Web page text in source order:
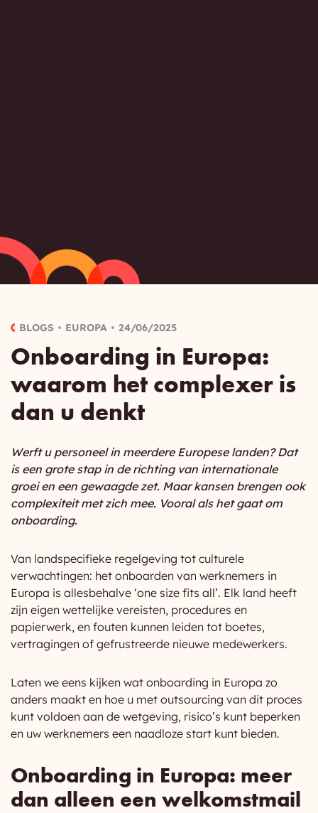
BLOGS EUROPA 24/06/2025
Onboarding in Europa:
waarom het complexer is
dan u denkt
Werft u personeel in meerdere Europese landen? Dat
is een grote stap in de richting van internationale
groei en een gewaagde zet. Maar kansen brengen ook
complexiteit met zich mee. Vooral als het gaat om
onboarding.
Van landspecifieke regelgeving tot culturele
verwachtingen: het onboarden van werknemers in
Europa is allesbehalve ‘one size fits all’. Elk land heeft
zijn eigen wettelijke vereisten, procedures en
papierwerk, en fouten kunnen leiden tot boetes,
vertragingen of gefrustreerde nieuwe medewerkers.
Laten we eens kijken wat onboarding in Europa zo
anders maakt en hoe u met outsourcing van dit proces
kunt voldoen aan de wetgeving, risico’s kunt beperken
en uw werknemers een naadloze start kunt bieden.
Onboarding in Europa: meer
dan alleen een welkomstmail